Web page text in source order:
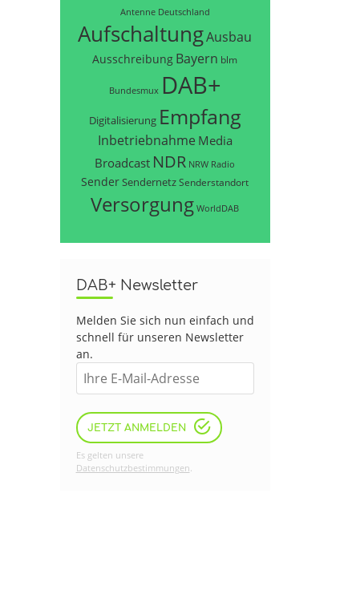
Antenne Deutschland
AufschaltungAusbau
Ausschreibung Bayern blm
Bundesmux DAB+
Digitalisierung Empfang
Inbetriebnahme Media
Broadcast NDR NRW Radio
SenderSendernetzSenderstandort
Versorgung WorldDAB
DAB+ Newsletter
Melden Sie sich nun einfach und
schnell für unseren Newsletter
an.
JETZT ANMELDEN
Es gelten unsere
Datenschutzbestimmungen.